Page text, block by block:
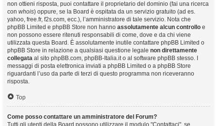
non ottieni risposta, puoi contattare il proprietario del dominio (fai una ricerca
con whois) oppure, se la Board è ospitata da un servizio gratuito (ad es.
yahoo, free.fr, f2s.com, ecc.), l’amministratore di tale servizio. Nota che
phpBB Limited e phpBB Store non hanno assolutamente alcun controllo e
non possono essere ritenuti responsabili di come, dove e da chi viene
utilizzata questa Board. È assolutamente inutile contattare phpBB Limited o
phpBB Store in relazione a qualsiasi questione legale non direttamente
collegata al sito phpBB.com, phpBB-Italia.it o al software phpBB stesso. I
messaggi di posta elettronica inviati a phpBB Limited o a phpBB Store
riguardanti l’uso da parte di terzi di questo programma non riceveranno
risposta.
Top
Come posso contattare un amministratore del Forum?
Tutti gli utenti della Board possono utilizzare il modulo "Contattaci", se